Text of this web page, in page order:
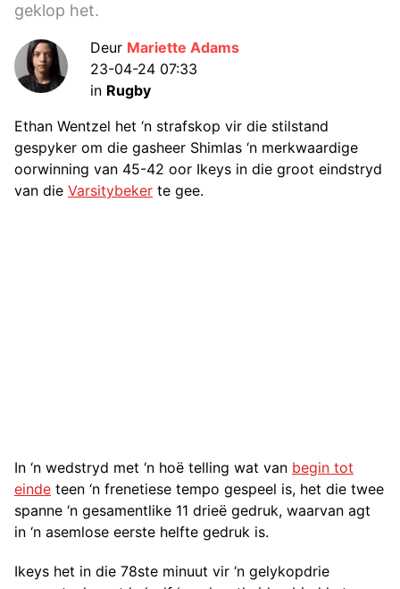
geklop het.
Deur Mariette Adams
23-04-24 07:33
in Rugby
Ethan Wentzel het ‘n strafskop vir die stilstand
gespyker om die gasheer Shimlas ‘n merkwaardige
oorwinning van 45-42 oor Ikeys in die groot eindstryd
van die Varsitybeker te gee.
In ‘n wedstryd met ‘n hoë telling wat van begin tot
einde teen ‘n frenetiese tempo gespeel is, het die twee
spanne ‘n gesamentlike 11 drieë gedruk, waarvan agt
in ‘n asemlose eerste helfte gedruk is.
Ikeys het in die 78ste minuut vir ‘n gelykopdrie